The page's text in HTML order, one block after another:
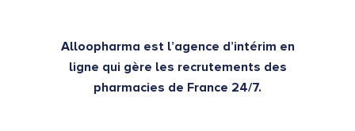
Alloopharma est l’agence d’intérim en
ligne qui gère les recrutements des
pharmacies de France 24/7.